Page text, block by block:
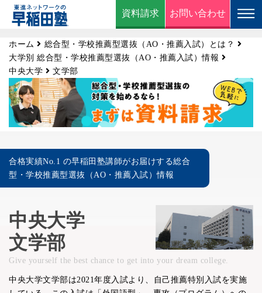
資料請求 お問い合わせ
ホーム
総合型・学校推薦型選抜（AO・推薦入試）とは？
大学別 総合型・学校推薦型選抜（AO・推薦入試）情報
中央大学
文学部
合格実績No.1 の早稲田塾講師がお届けする総合
型・学校推薦型選抜（AO・推薦入試）情報
中央大学
文学部
Give yourself the best chance to get into your dream college.
中央大学文学部は2021年度入試より、自己推薦特別入試を実施